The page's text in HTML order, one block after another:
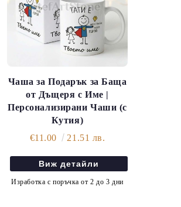
Чаша за Подарък за Баща
от Дъщеря с Име |
Персонализирани Чаши (с
Кутия)
€11.00
21.51 лв.
Виж детайли
Изработка с поръчка от 2 до 3 дни